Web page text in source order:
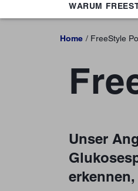
WARUM
Home FreeStyle
Unser